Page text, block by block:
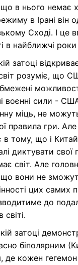
в нього немає
в Ірані він
Сході. І це
в найближчі роки
затоці
світ розуміє, що
воєнні сили -
міць, не
правила гри.
в тому, що і
диктувати свої
світ. Але
що вони не
цих самих
до
світі.
затоці
біполярним
де кожен